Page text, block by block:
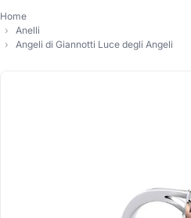
Home
Anelli
Angeli di Giannotti Luce degli Angeli